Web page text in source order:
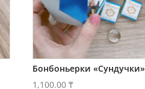
Бонбоньерки «Сундучки»
1,100.00₸